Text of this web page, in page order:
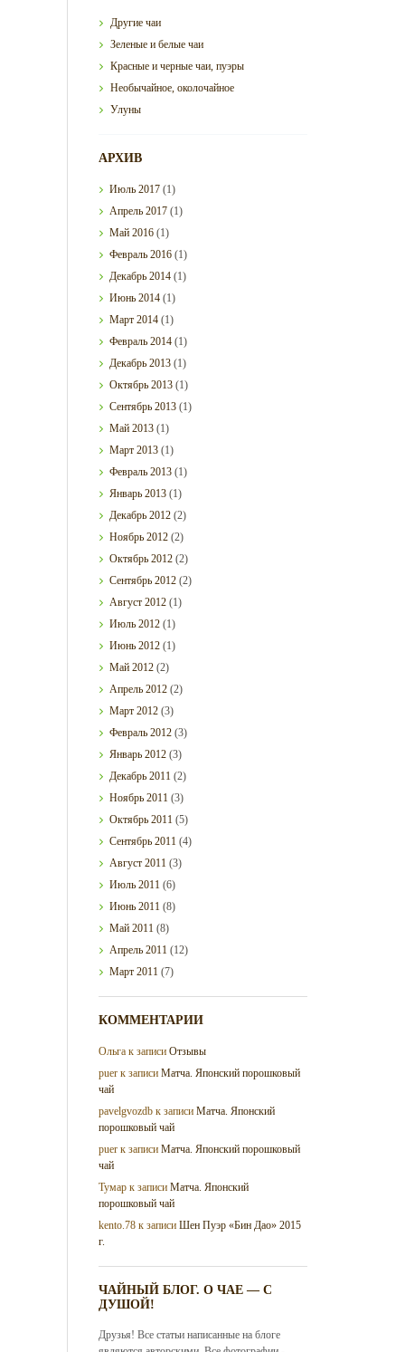
Другие чаи
Зеленые и белые чаи
Красные и черные чаи, пуэры
Необычайное, околочайное
Улуны
АРХИВ
Июль2017 (1)
Апрель2017 (1)
Май2016 (1)
Февраль2016 (1)
Декабрь2014 (1)
Июнь2014 (1)
Март2014 (1)
Февраль2014 (1)
Декабрь2013 (1)
Октябрь2013 (1)
Сентябрь2013 (1)
Май2013 (1)
Март2013 (1)
Февраль2013 (1)
Январь2013 (1)
Декабрь2012 (2)
Ноябрь2012 (2)
Октябрь2012 (2)
Сентябрь2012 (2)
Август2012 (1)
Июль2012 (1)
Июнь2012 (1)
Май2012 (2)
Апрель2012 (2)
Март2012 (3)
Февраль2012 (3)
Январь2012 (3)
Декабрь2011 (2)
Ноябрь2011 (3)
Октябрь2011 (5)
Сентябрь2011 (4)
Август2011 (3)
Июль2011 (6)
Июнь2011 (8)
Май2011 (8)
Апрель2011 (12)
Март2011 (7)
КОММЕНТАРИИ
Ольга к записиОтзывы
puer к записиМатча. Японский порошковый
чай
pavelgvozdb к записиМатча. Японский
порошковый чай
puer к записиМатча. Японский порошковый
чай
Тумар к записиМатча. Японский
порошковый чай
kento.78 к записиШен Пуэр «Бин Дао» 2015
г.
ЧАЙНЫЙ БЛОГ. О ЧАЕ — С
ДУШОЙ!
Друзья! Все статьи написанные на блоге